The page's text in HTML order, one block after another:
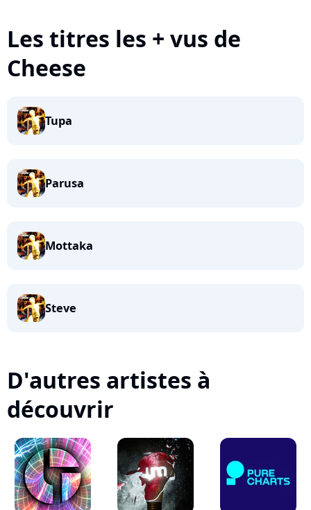
Les titres les + vus de
Cheese
Tupa
Parusa
Mottaka
Steve
D'autres artistes à
découvrir